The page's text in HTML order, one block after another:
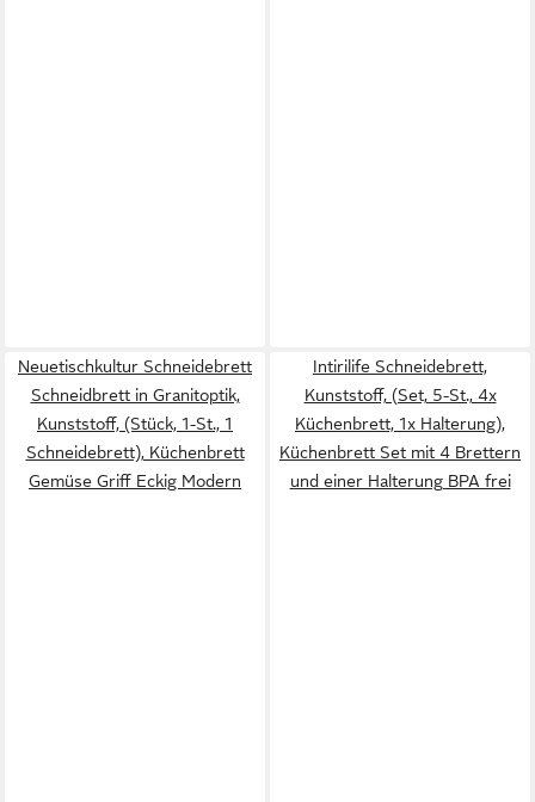
Neuetischkultur Schneidebrett
Schneidbrett in Granitoptik,
Kunststoff, (Stück, 1-St., 1
Schneidebrett), Küchenbrett
Gemüse Griff Eckig Modern
Intirilife Schneidebrett,
Kunststoff, (Set, 5-St., 4x
Küchenbrett, 1x Halterung),
Küchenbrett Set mit 4 Brettern
und einer Halterung BPA frei